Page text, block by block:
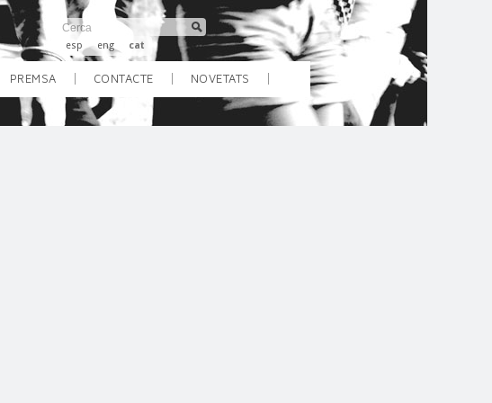
esp eng cat
PREMSA CONTACTE NOVETATS